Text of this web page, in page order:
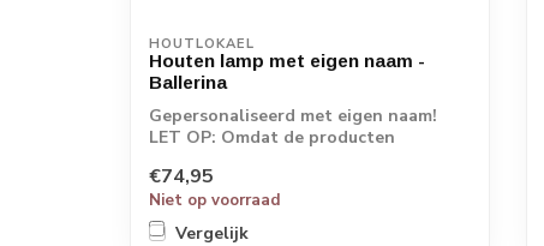
HOUTLOKAEL
Houten lamp met eigen naam -
Ballerina
Gepersonaliseerd met eigen naam!
LET OP: Omdat de producten
€74,95
Niet op voorraad
Vergelijk